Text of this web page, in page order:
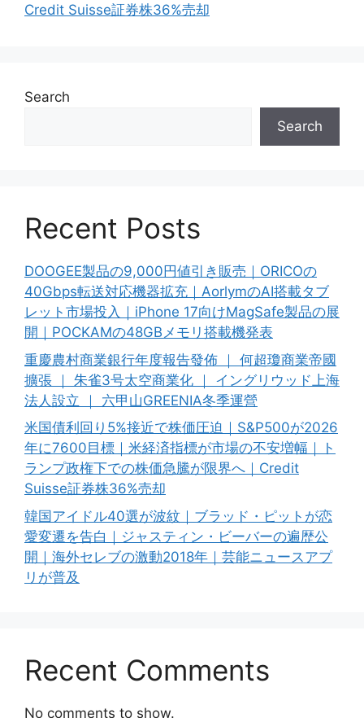
Credit Suisse証券株36%売却
Search
Search
Recent Posts
DOOGEE製品の9,000円値引き販売｜ORICOの
40Gbps転送対応機器拡充｜AorlymのAI搭載タブ
レット市場投入｜iPhone 17向けMagSafe製品の展
開｜POCKAMの48GBメモリ搭載機発表
重慶農村商業銀行年度報告發佈 ｜ 何超瓊商業帝國
擴張 ｜ 朱雀3号太空商業化 ｜ イングリウッド上海
法人設立 ｜ 六甲山GREENIA冬季運營
米国債利回り5%接近で株価圧迫｜S&P500が2026
年に7600目標｜米経済指標が市場の不安増幅｜ト
ランプ政権下での株価急騰が限界へ｜Credit
Suisse証券株36%売却
韓国アイドル40選が波紋｜ブラッド・ピットが恋
愛変遷を告白｜ジャスティン・ビーバーの遍歴公
開｜海外セレブの激動2018年｜芸能ニュースアプ
リが普及
Recent Comments
No comments to show.